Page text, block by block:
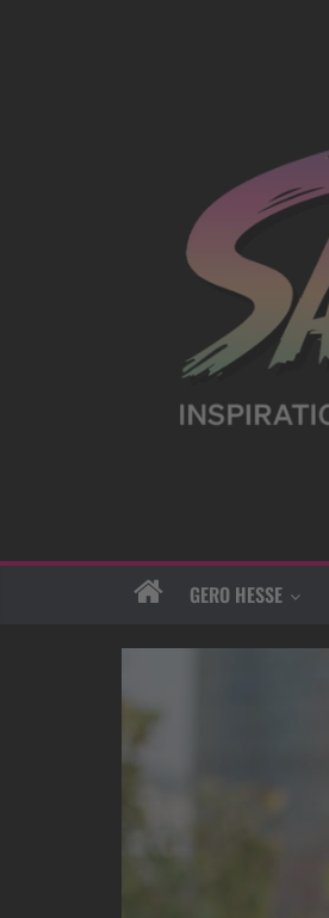
GERO HESSE